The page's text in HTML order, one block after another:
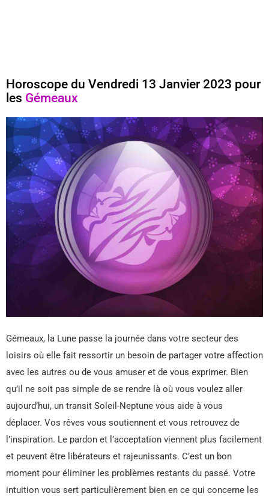
Horoscope du Vendredi 13 Janvier 2023 pour
les Gémeaux
Gémeaux, la Lune passe la journée dans votre secteur des
loisirs où elle fait ressortir un besoin de partager votre affection
avec les autres ou de vous amuser et de vous exprimer. Bien
qu’il ne soit pas simple de se rendre là où vous voulez aller
aujourd’hui, un transit Soleil-Neptune vous aide à vous
déplacer. Vos rêves vous soutiennent et vous retrouvez de
l’inspiration. Le pardon et l’acceptation viennent plus facilement
et peuvent être libérateurs et rajeunissants. C’est un bon
moment pour éliminer les problèmes restants du passé. Votre
intuition vous sert particulièrement bien en ce qui concerne les